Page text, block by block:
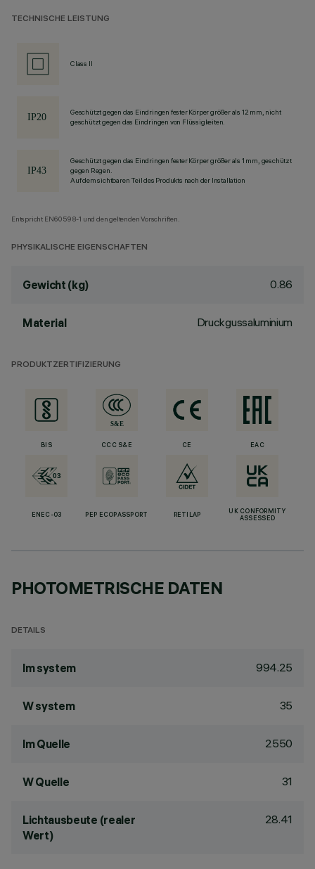
TECHNISCHE LEISTUNG
Class II
Geschützt gegen das Eindringen fester Körper größer als 12 mm, nicht
geschützt gegen das Eindringen von Flüssigkeiten.
Geschützt gegen das Eindringen fester Körper größer als 1 mm, geschützt
gegen Regen.
Auf dem sichtbaren Teil des Produkts nach der Installation
Entspricht EN60598-1 und den geltenden Vorschriften.
PHYSIKALISCHE EIGENSCHAFTEN
Gewicht (kg) 0.86
Material Druckgussaluminium
PRODUKTZERTIFIZIERUNG
BIS CCC S&E CE EAC
ENEC-03 PEP ECOPASSPORT RETILAP
UK CONFORMITY
ASSESSED
PHOTOMETRISCHE DATEN
DETAILS
lm system 994.25
W system 35
lm Quelle 2550
W Quelle 31
Lichtausbeute (realer
Wert)
28.41